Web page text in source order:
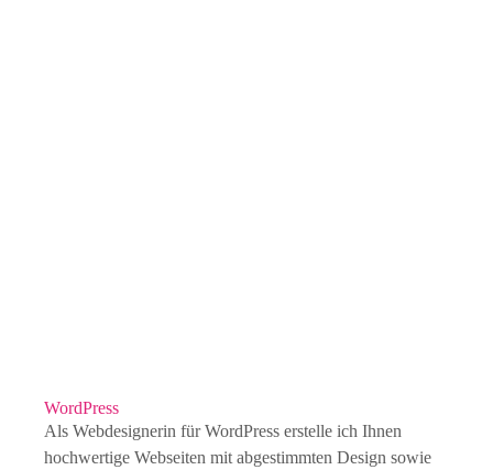
WordPress
Als Webdesignerin für WordPress erstelle ich Ihnen
hochwertige Webseiten mit abgestimmten Design sowie